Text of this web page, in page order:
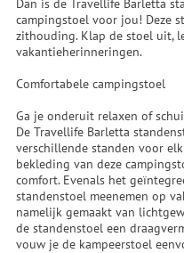
Dan is de Travellife Barletta
campingstoel voor jou! Deze
zithouding. Klap de stoel uit,
vakantieherinneringen.
Comfortabele campingstoel
Ga je onderuit relaxen of
De Travellife Barletta
verschillende standen voor
bekleding van deze
comfort. Evenals het
standenstoel meenemen op
namelijk gemaakt van
de standenstoel een
vouw je de kampeerstoel